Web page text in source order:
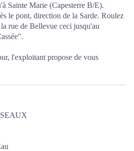
Sainte Marie (Capesterre B/E).
le pont, direction de la Sarde. Roulez
rue de Bellevue ceci jusqu'au
l'exploitant propose de vous